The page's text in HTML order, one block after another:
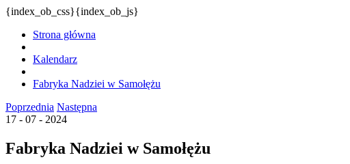
{index_ob_css}{index_ob_js}
Strona główna
Kalendarz
Fabryka Nadziei w Samołężu
Poprzednia Następna
17 - 07 - 2024
Fabryka Nadziei w Samołężu